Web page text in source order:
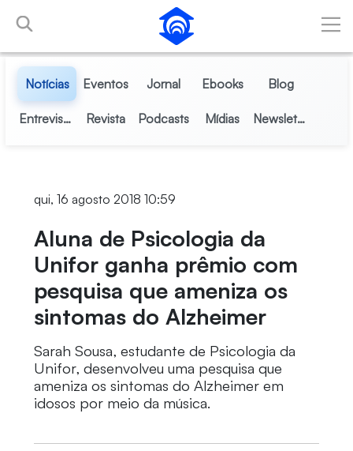
Pular para o Conteúdo principal
Notícias Eventos Jornal Ebooks Blog
Entrevistas Revista Podcasts Mídias Newsletter
qui, 16 agosto 2018 10:59
Aluna de Psicologia da
Unifor ganha prêmio com
pesquisa que ameniza os
sintomas do Alzheimer
Sarah Sousa, estudante de Psicologia da
Unifor, desenvolveu uma pesquisa que
ameniza os sintomas do Alzheimer em
idosos por meio da música.